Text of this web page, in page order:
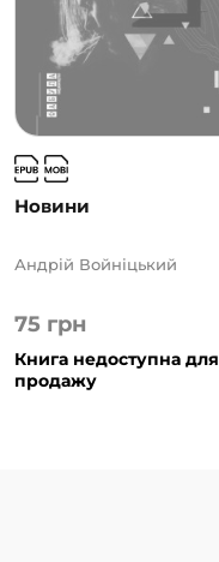
Новини
75 грн
Андрій Войніцький
Книга недоступна для
продажу